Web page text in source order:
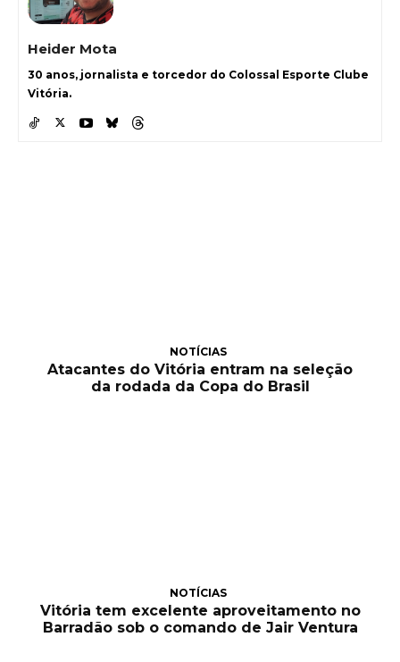
Heider Mota
30 anos, jornalista e torcedor do Colossal Esporte Clube
Vitória.
NOTÍCIAS
Atacantes do Vitória entram na seleção
da rodada da Copa do Brasil
NOTÍCIAS
Vitória tem excelente aproveitamento no
Barradão sob o comando de Jair Ventura